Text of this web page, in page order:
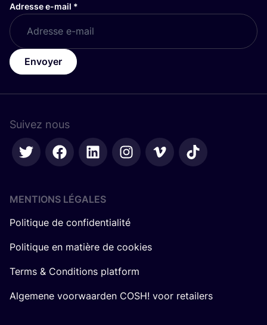
Adresse e-mail *
Envoyer
Suivez nous
MENTIONS LÉGALES
Politique de confidentialité
Politique en matière de cookies
Terms & Conditions platform
Algemene voorwaarden COSH! voor retailers